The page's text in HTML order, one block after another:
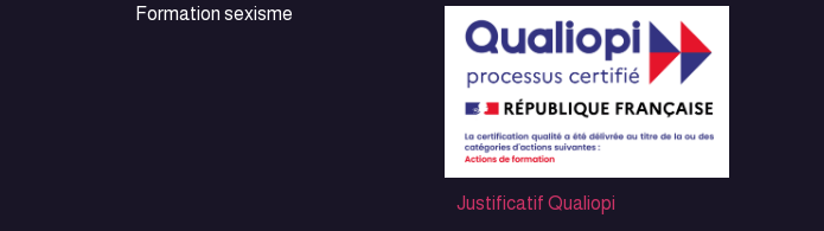
Formation sexisme
Justificatif Qualiopi